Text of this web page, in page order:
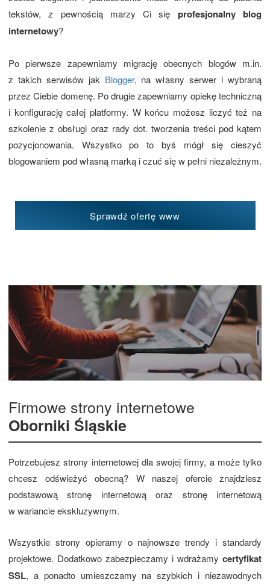
tekstów, z pewnością marzy Ci się profesjonalny blog
internetowy?
Po pierwsze zapewniamy migrację obecnych blogów m.in.
z takich serwisów jak Blogger, na własny serwer i wybraną
przez Ciebie domenę. Po drugie zapewniamy opiekę techniczną
i konfigurację całej platformy. W końcu możesz liczyć też na
szkolenie z obsługi oraz rady dot. tworzenia treści pod kątem
pozycjonowania. Wszystko po to byś mógł się cieszyć
blogowaniem pod własną marką i czuć się w pełni niezależnym.
Sprawdź ofertę www
Firmowe strony internetowe
Oborniki Śląskie
Potrzebujesz strony internetowej dla swojej firmy, a może tylko
chcesz odświeżyć obecną? W naszej ofercie znajdziesz
podstawową stronę internetową oraz stronę internetową
w wariancie ekskluzywnym.
Wszystkie strony opieramy o najnowsze trendy i standardy
projektowe. Dodatkowo zabezpieczamy i wdrażamy certyfikat
SSL, a ponadto umieszczamy na szybkich i niezawodnych